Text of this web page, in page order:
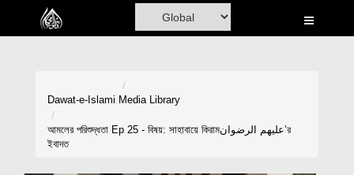
Home
Dawat-e-Islami Media Library
আমলের পরিশুদ্ধতা Ep 25 - বিষয়: সাহাবায়ে কিরামعلیھم الرضوان’র
ইবাদত